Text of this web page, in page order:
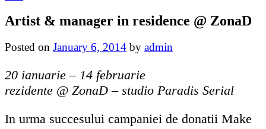
Artist & manager in residence @ ZonaD
Posted on January 6, 2014 by admin
20 ianuarie – 14 februarie
rezidente @ ZonaD – studio Paradis Serial
In urma succesului campaniei de donatii Make